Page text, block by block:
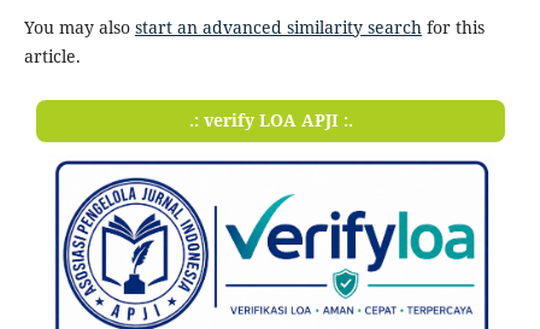
You may also start an advanced similarity search for this
article.
.: verify LOA APJI :.